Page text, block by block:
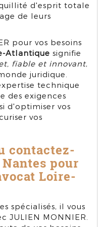
d'esprit totale
de leurs
pour vos besoins
Atlantique signifie
fiable et innovant,
juridique.
technique
des exigences
d'optimiser vos
vos
contactez-
pour
Loire-
spécialisés, il vous
JULIEN MONNIER.